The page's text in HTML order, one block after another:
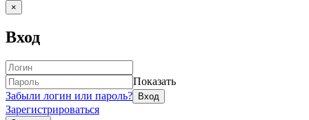
×
Вход
Показать
Забыли логин или пароль?
Зарегистрироваться